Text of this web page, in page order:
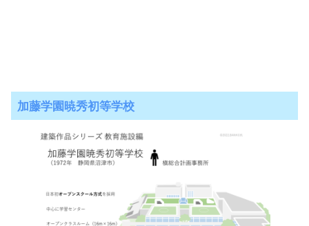
加藤学園暁秀初等学校